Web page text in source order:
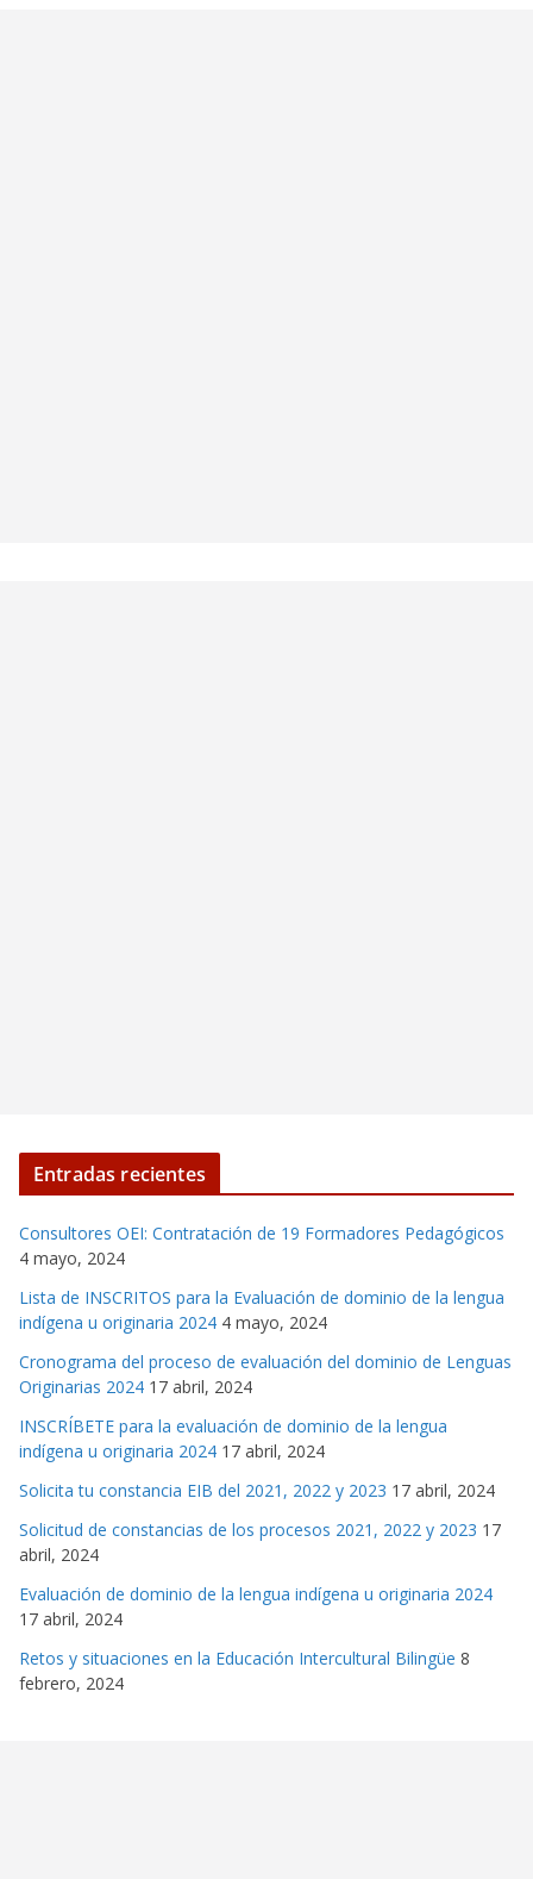
Entradas recientes
Consultores OEI: Contratación de 19 Formadores Pedagógicos
4 mayo, 2024
Lista de INSCRITOS para la Evaluación de dominio de la lengua
indígena u originaria 2024 4 mayo, 2024
Cronograma del proceso de evaluación del dominio de Lenguas
Originarias 2024 17 abril, 2024
INSCRÍBETE para la evaluación de dominio de la lengua
indígena u originaria 2024 17 abril, 2024
Solicita tu constancia EIB del 2021, 2022 y 2023 17 abril, 2024
Solicitud de constancias de los procesos 2021, 2022 y 2023 17
abril, 2024
Evaluación de dominio de la lengua indígena u originaria 2024
17 abril, 2024
Retos y situaciones en la Educación Intercultural Bilingüe 8
febrero, 2024